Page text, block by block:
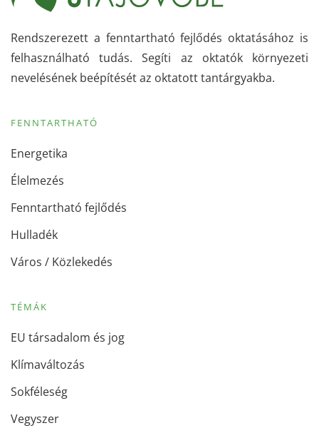
Rendszerezett a fenntartható fejlődés oktatásához is
felhasználható tudás. Segíti az oktatók környezeti
nevelésének beépítését az oktatott tantárgyakba.
FENNTARTHATÓ
Energetika
Élelmezés
Fenntartható fejlődés
Hulladék
Város / Közlekedés
TÉMÁK
EU társadalom és jog
Klímaváltozás
Sokféleség
Vegyszer